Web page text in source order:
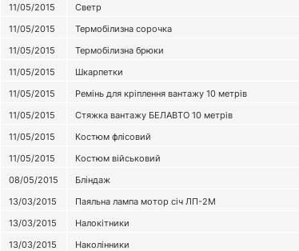
11/05/2015
Светр
11/05/2015
Термобілизна сорочка
11/05/2015
Термобілизна брюки
11/05/2015
Шкарпетки
11/05/2015
Ремінь для кріплення вантажу 10 метрів
11/05/2015
Стяжка вантажу БЕЛАВТО 10 метрів
11/05/2015
Костюм флісовий
11/05/2015
Костюм військовий
08/05/2015
Бліндаж
13/03/2015
Паяльна лампа мотор січ ЛП-2М
13/03/2015
Налокітники
13/03/2015
Наколінники